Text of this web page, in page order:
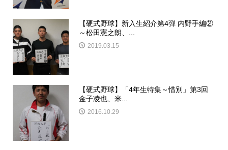
【硬式野球】新入生紹介第4弾 内野手編②
～松田憲之朗、...
2019.03.15
【硬式野球】「4年生特集～惜別」第3回
金子凌也、米...
2016.10.29